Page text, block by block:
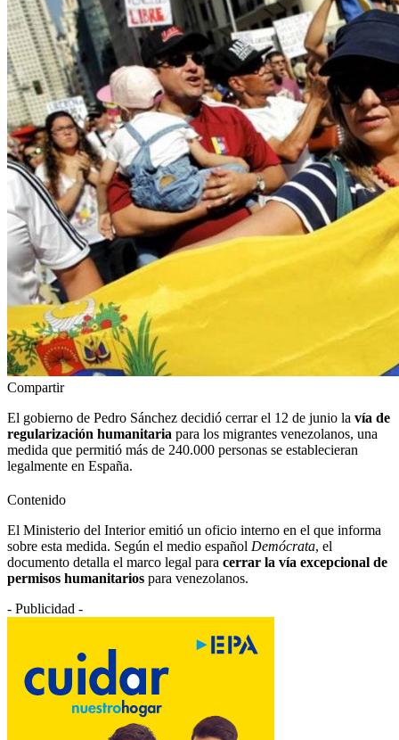
Compartir
El gobierno de Pedro Sánchez decidió cerrar el 12 de junio la vía de
regularización humanitaria para los migrantes venezolanos, una
medida que permitió más de 240.000 personas se establecieran
legalmente en España.
Contenido
El Ministerio del Interior emitió un oficio interno en el que informa
sobre esta medida. Según el medio español Demócrata, el
documento detalla el marco legal para cerrar la vía excepcional de
permisos humanitarios para venezolanos.
- Publicidad -